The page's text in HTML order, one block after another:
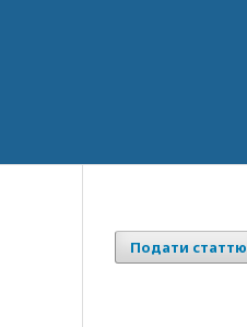
Подати статтю